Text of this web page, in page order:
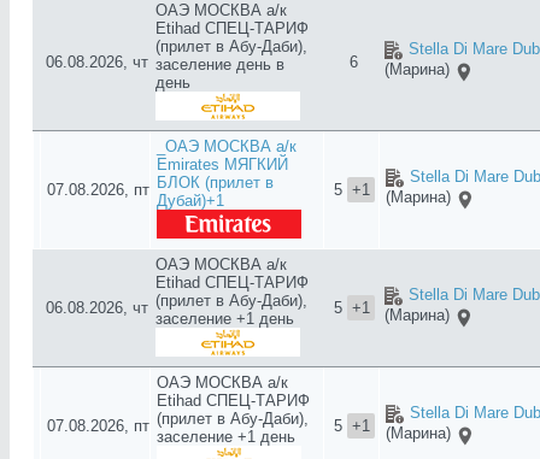
06.08.2026, чт
ОАЭ МОСКВА а/к
Etihad СПЕЦ-ТАРИФ
(прилет в Абу-Даби),
заселение день в
день
6
Stella Di Mare
(Марина)
07.08.2026, пт
_ОАЭ МОСКВА а/к
Emirates МЯГКИЙ
БЛОК (прилет в
Дубай)+1
5 +1
Stella Di Mare
(Марина)
06.08.2026, чт
ОАЭ МОСКВА а/к
Etihad СПЕЦ-ТАРИФ
(прилет в Абу-Даби),
заселение +1 день
5 +1
Stella Di Mare
(Марина)
07.08.2026, пт
ОАЭ МОСКВА а/к
Etihad СПЕЦ-ТАРИФ
(прилет в Абу-Даби),
заселение +1 день
5 +1
Stella Di Mare
(Марина)